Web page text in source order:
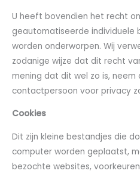
U heeft bovendien het recht
geautomatiseerde individuele
worden onderworpen. Wij
zodanige wijze dat dit recht
mening dat dit wel zo is,
contactpersoon voor privacy
Cookies
Dit zijn kleine bestandjes die
computer worden geplaatst,
bezochte websites,